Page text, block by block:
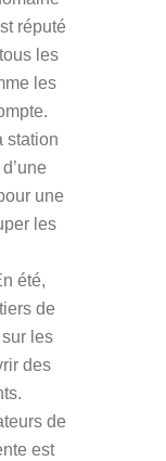
réputé
les
les
station
une
les
été,
de
les
des
de
est